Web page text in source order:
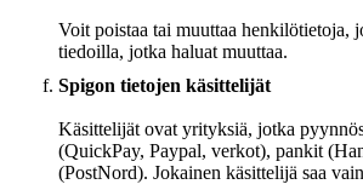
Voit poistaa tai muuttaa henkilötietoja,
tiedoilla, jotka haluat muuttaa.
Spigon tietojen käsittelijät
Käsittelijät ovat yrityksiä, jotka
(QuickPay, Paypal, verkot), pankit
(PostNord). Jokainen käsittelijä saa